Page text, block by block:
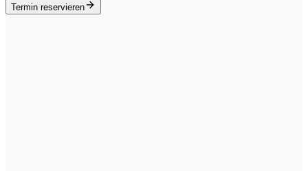
Termin reservieren